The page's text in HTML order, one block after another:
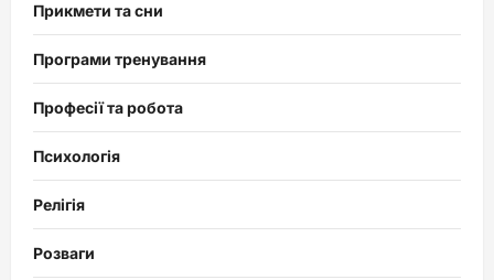
Прикмети та сни
Програми тренування
Професії та робота
Психологія
Релігія
Розваги